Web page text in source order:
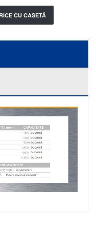
CU CASETĂ